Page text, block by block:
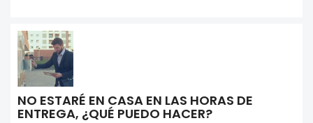
NO ESTARÉ EN CASA EN LAS HORAS DE
ENTREGA, ¿QUÉ PUEDO HACER?